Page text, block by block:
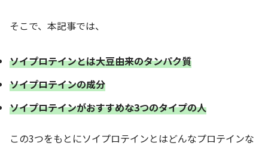
そこで、本記事では、
ソイプロテインとは大豆由来のタンパク質
ソイプロテインの成分
ソイプロテインがおすすめな3つのタイプの人
この3つをもとにソイプロテインとはどんなプロテインな